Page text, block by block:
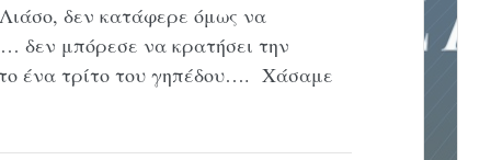
δεν κατάφερε όμως να
δεν μπόρεσε να κρατήσει την
ένα τρίτο του γηπέδου…. Χάσαμε